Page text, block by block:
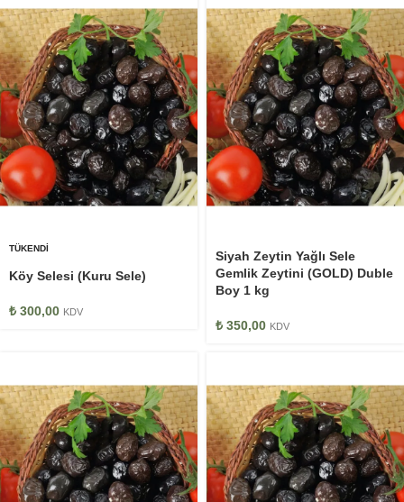
TÜKENDI
Köy Selesi (Kuru Sele)
₺ 300,00 KDV
Siyah Zeytin Yağlı Sele
Gemlik Zeytini (GOLD) Duble
Boy 1 kg
₺ 350,00 KDV